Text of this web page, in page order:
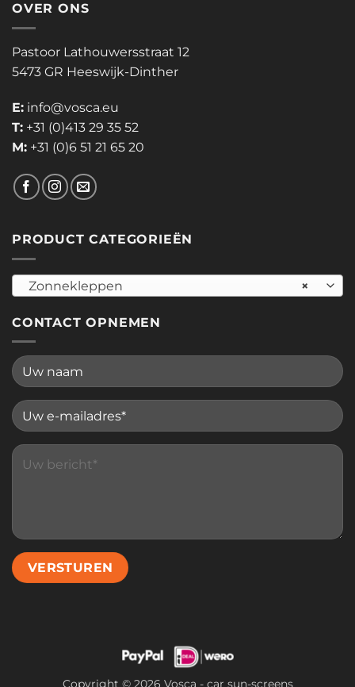
OVER ONS
Pastoor Lathouwersstraat 12
5473 GR Heeswijk-Dinther
E: info@vosca.eu
T: +31 (0)413 29 35 52
M: +31 (0)6 51 21 65 20
PRODUCT CATEGORIEËN
×
Zonnekleppen
CONTACT OPNEMEN
Please leave this field empty.
Copyright © 2026 Vosca - car sun-screens